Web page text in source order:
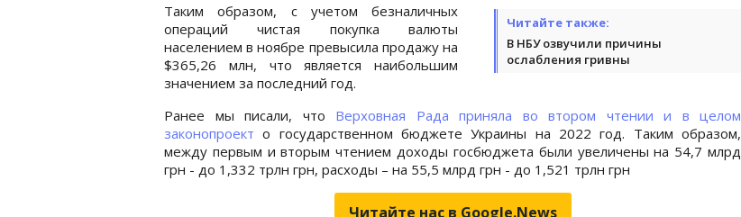
Читайте также:
В НБУ озвучили причины
ослабления гривны
Таким образом, с учетом безналичных
операций чистая покупка валюты
населением в ноябре превысила продажу на
$365,26 млн, что является наибольшим
значением за последний год.
Ранее мы писали, что Верховная Рада приняла во втором чтении и в целом
законопроект о государственном бюджете Украины на 2022 год. Таким образом,
между первым и вторым чтением доходы госбюджета были увеличены на 54,7 млрд
грн - до 1,332 трлн грн, расходы – на 55,5 млрд грн - до 1,521 трлн грн
Читайте нас в Google.News